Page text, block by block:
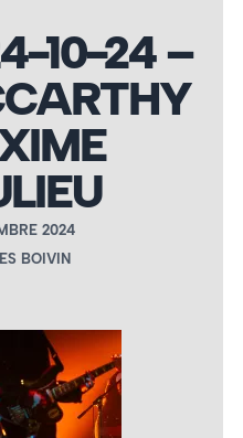
10-24 –
2024
BOIVIN